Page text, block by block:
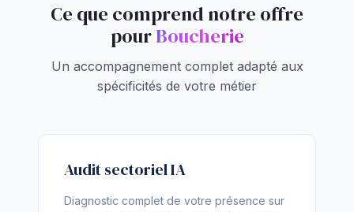
Ce que comprend notre offre
pourBoucherie
Un accompagnement complet adapté aux
spécificités de votre métier
Audit sectoriel IA
Diagnostic complet de votre présence sur